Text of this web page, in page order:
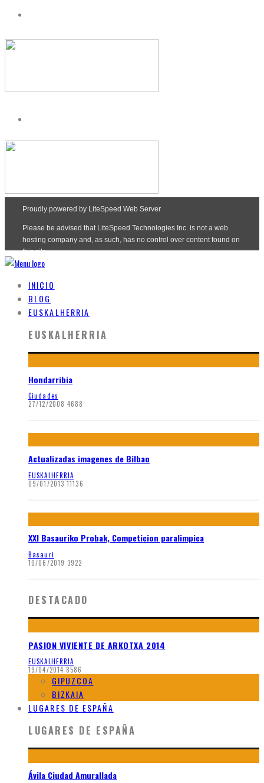
INICIO
BLOG
EUSKALHERRIA
EUSKALHERRIA
Hondarribia
Ciudades
27/12/2008 4688
Actualizadas imagenes de Bilbao
EUSKALHERRIA
09/01/2013 11136
XXI Basauriko Probak, Competicion paralimpica
Basauri
10/06/2019 3922
DESTACADO
PASION VIVIENTE DE ARKOTXA 2014
EUSKALHERRIA
19/04/2014 8586
GIPUZCOA
BIZKAIA
LUGARES DE ESPAÑA
LUGARES DE ESPAÑA
Ávila Ciudad Amurallada